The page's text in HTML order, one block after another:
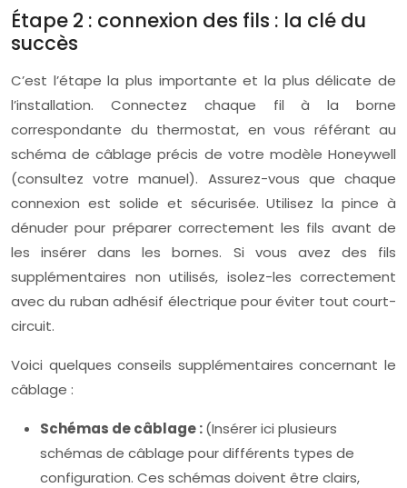
Étape 2 : connexion des fils : la clé du
succès
C’est l’étape la plus importante et la plus délicate de
l’installation. Connectez chaque fil à la borne
correspondante du thermostat, en vous référant au
schéma de câblage précis de votre modèle Honeywell
(consultez votre manuel). Assurez-vous que chaque
connexion est solide et sécurisée. Utilisez la pince à
dénuder pour préparer correctement les fils avant de
les insérer dans les bornes. Si vous avez des fils
supplémentaires non utilisés, isolez-les correctement
avec du ruban adhésif électrique pour éviter tout court-
circuit.
Voici quelques conseils supplémentaires concernant le
câblage :
Schémas de câblage :(Insérer ici plusieurs
schémas de câblage pour différents types de
configuration. Ces schémas doivent être clairs,